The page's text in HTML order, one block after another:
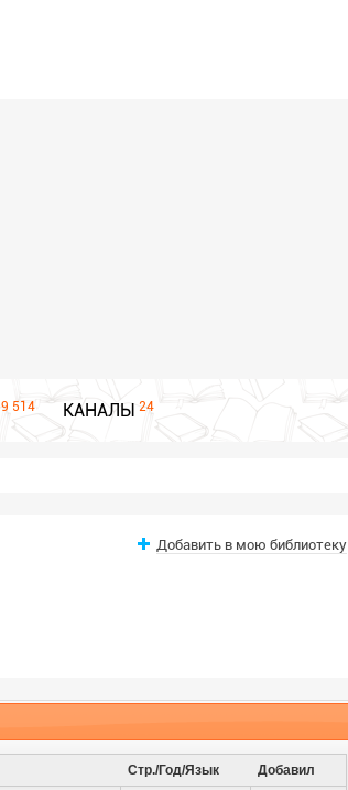
514 КАНАЛЫ 24
Добавить в мою библиотеку
Стр./Год/Язык
Добавил